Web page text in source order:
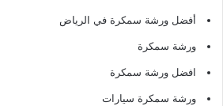
أفضل ورشة سمكرة في الرياض
ورشة سمكرة
افضل ورشة سمكرة
ورشة سمكرة سيارات